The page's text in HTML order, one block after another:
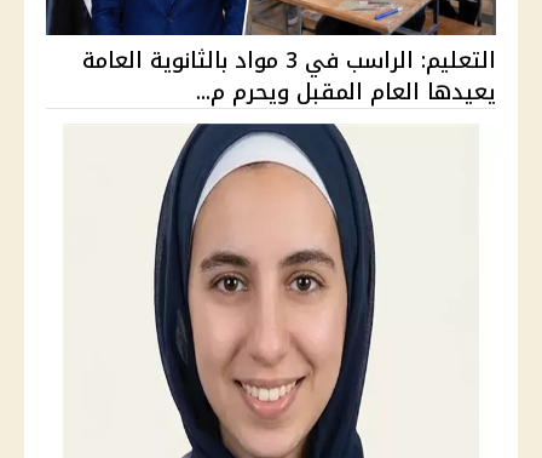
التعليم: الراسب في 3 مواد بالثانوية العامة
يعيدها العام المقبل ويحرم م...